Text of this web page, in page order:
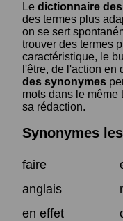
Le dictionnaire
des termes plus
on se sert
trouver des termes
caractéristique, le
l'être, de l'action en
des synonymes
mots dans le même
sa rédaction.
Synonymes
faire
anglais
en effet